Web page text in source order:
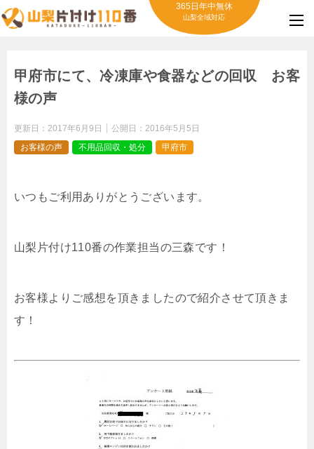
365日年中無休
山梨全域対応
甲府市にて、冷凍庫や食器などの回収 お客
様の声
更新日： 2017年6月9日 公開日： 2016年5月5日
お客様の声
不用品回収・処分 甲府市
いつもご利用ありがとうございます。
山梨片付け110番の作業担当の三森です！
お客様よりご感想を頂きましたので紹介させて頂きま
す！